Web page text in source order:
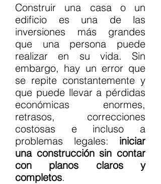
Construir una casa o un
edificio es una de las
inversiones más grandes
que una persona puede
realizar en su vida. Sin
embargo, hay un error que
se repite constantemente y
que puede llevar a pérdidas
económicas enormes,
retrasos, correcciones
costosas e incluso a
problemas legales: iniciar
una construcción sin contar
con planos claros y
completos.